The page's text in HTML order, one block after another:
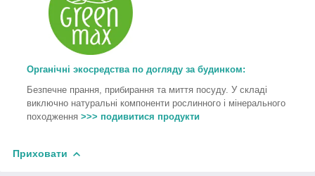
Органічні экосредства по догляду за будинком:
Безпечне прання, прибирання та миття посуду. У складі
виключно натуральні компоненти рослинного і мінерального
походження >>> подивитися продукти
Приховати